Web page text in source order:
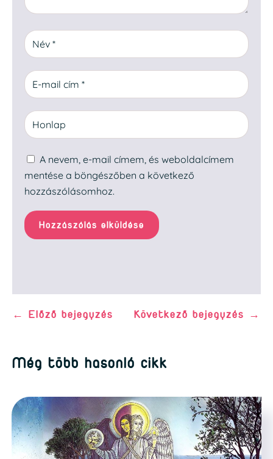
A nevem, e-mail címem, és weboldalcímem
mentése a böngészőben a következő
hozzászólásomhoz.
Hozzászólás elküldése
← Előző bejegyzés Következő bejegyzés →
Még több hasonló cikk